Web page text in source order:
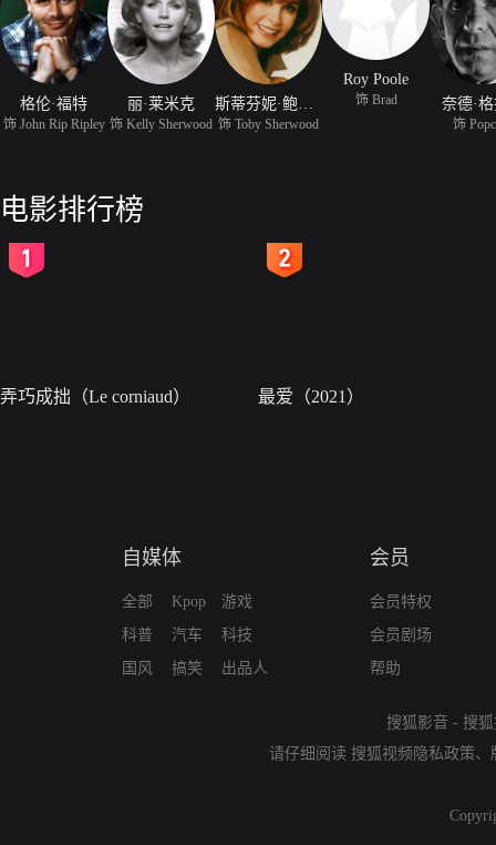
格伦·福特
饰 John Rip Ripley
丽·莱米克
饰 Kelly Sherwood 饰 Toby Sherwood
Roy Poole
饰 Brad 奈德·
饰
电影排行榜
弄巧成拙（Le corniaud） 最爱（2021）
自媒体
全部
科普
国风
Kpop
汽车
搞笑
游戏
科技
出品人
会员
会员特权
会员剧场
帮助
搜狐影音 - 搜
请仔细阅读 搜狐视频隐私政策、